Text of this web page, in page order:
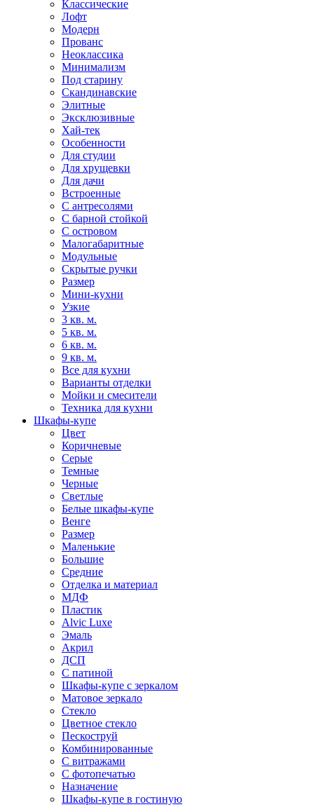
Классические
Лофт
Модерн
Прованс
Неоклассика
Минимализм
Под старину
Скандинавские
Элитные
Эксклюзивные
Хай-тек
Особенности
Для студии
Для хрущевки
Для дачи
Встроенные
С антресолями
С барной стойкой
С островом
Малогабаритные
Модульные
Скрытые ручки
Размер
Мини-кухни
Узкие
3 кв. м.
5 кв. м.
6 кв. м.
9 кв. м.
Все для кухни
Варианты отделки
Мойки и смесители
Техника для кухни
Шкафы-купе
Цвет
Коричневые
Серые
Темные
Черные
Светлые
Белые шкафы-купе
Венге
Размер
Маленькие
Большие
Средние
Отделка и материал
МДФ
Пластик
Alvic Luxe
Эмаль
Акрил
ДСП
С патиной
Шкафы-купе с зеркалом
Матовое зеркало
Стекло
Цветное стекло
Пескоструй
Комбинированные
С витражами
С фотопечатью
Назначение
Шкафы-купе в гостиную